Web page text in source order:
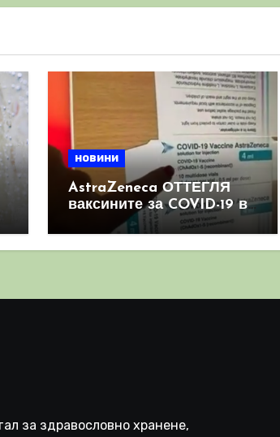
новини
AstraZeneca ОТТЕГЛЯ
ваксините за COVID-19 в
световен мащаб, след
като призна, че те
за здравословно хранене,